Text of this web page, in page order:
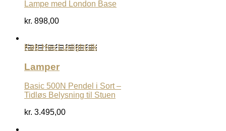
Lampe med London Base
kr. 898,00
Køb Hos Luxlight.dk
Lamper
Basic 500N Pendel i Sort –
Tidløs Belysning til Stuen
kr. 3.495,00